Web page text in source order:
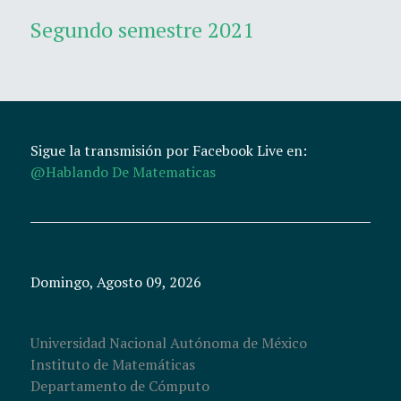
Segundo semestre 2021
Sigue la transmisión por Facebook Live en:
@Hablando De Matematicas
Domingo, Agosto 09, 2026
Universidad Nacional Autónoma de México
Instituto de Matemáticas
Departamento de Cómputo